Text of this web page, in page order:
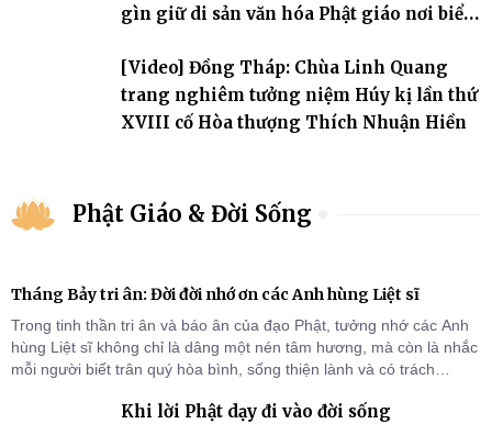
gìn giữ di sản văn hóa Phật giáo nơi biển
[Video] Đồng Tháp: Chùa Linh Quang
trang nghiêm tưởng niệm Húy kị lần thứ
XVIII cố Hòa thượng Thích Nhuận Hiền
Phật Giáo & Đời Sống
Tháng Bảy tri ân: Đời đời nhớ ơn các Anh hùng Liệt sĩ
Trong tinh thần tri ân và báo ân của đạo Phật, tưởng nhớ các Anh
hùng Liệt sĩ không chỉ là dâng một nén tâm hương, mà còn là nhắc
mỗi người biết trân quý hòa bình, sống thiện lành và có trách
Khi lời Phật dạy đi vào đời sống